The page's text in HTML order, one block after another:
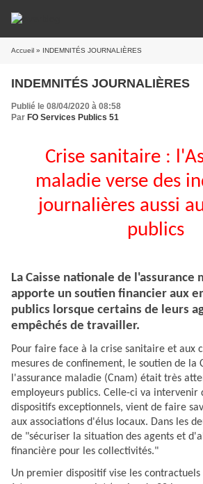
Accueil » INDEMNITÉS JOURNALIÈRES
INDEMNITÉS JOURNALIÈRES
Publié le 08/04/2020 à 08:58
Par FO Services Publics 51
Crise sanitaire :
maladie verse des
journalières aussi
publics
La Caisse nationale de l'assurance
apporte un soutien financier aux
publics lorsque certains de leurs
empêchés de travailler.
Pour faire face à la crise sanitaire et aux
mesures de confinement, le soutien de la
l'assurance maladie (Cnam) était très
employeurs publics. Celle-ci va intervenir
dispositifs exceptionnels, vient de faire
aux associations d'élus locaux. Dans les
de "sécuriser la situation des agents et
financière pour les collectivités."
Un premier dispositif vise les